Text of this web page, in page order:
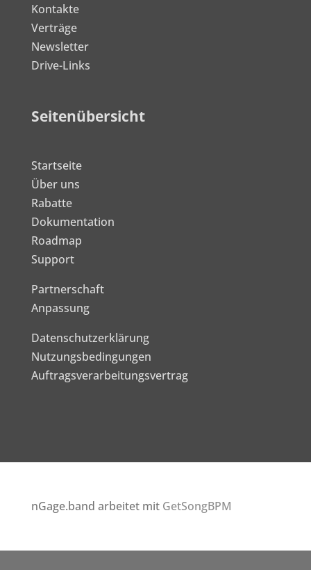
Kontakte
Verträge
Newsletter
Drive-Links
Seitenübersicht
Startseite
Über uns
Rabatte
Dokumentation
Roadmap
Support
Partnerschaft
Anpassung
Datenschutzerklärung
Nutzungsbedingungen
Auftragsverarbeitungsvertrag
nGage.band arbeitet mit GetSongBPM